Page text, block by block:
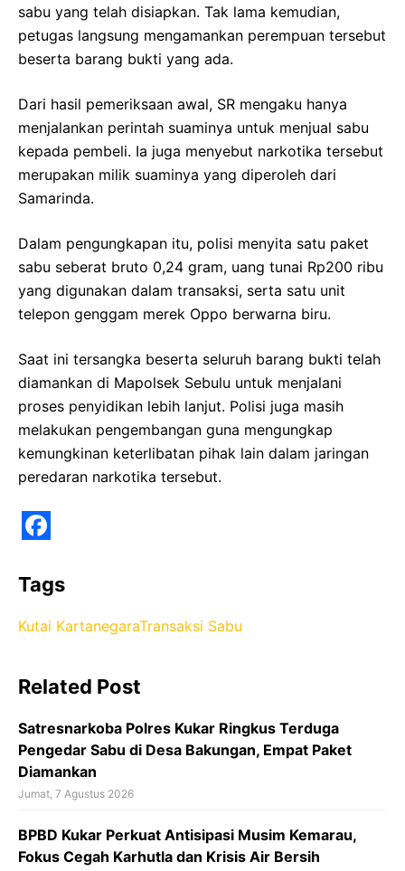
sabu yang telah disiapkan. Tak lama kemudian,
petugas langsung mengamankan perempuan tersebut
beserta barang bukti yang ada.
Dari hasil pemeriksaan awal, SR mengaku hanya
menjalankan perintah suaminya untuk menjual sabu
kepada pembeli. Ia juga menyebut narkotika tersebut
merupakan milik suaminya yang diperoleh dari
Samarinda.
Dalam pengungkapan itu, polisi menyita satu paket
sabu seberat bruto 0,24 gram, uang tunai Rp200 ribu
yang digunakan dalam transaksi, serta satu unit
telepon genggam merek Oppo berwarna biru.
Saat ini tersangka beserta seluruh barang bukti telah
diamankan di Mapolsek Sebulu untuk menjalani
proses penyidikan lebih lanjut. Polisi juga masih
melakukan pengembangan guna mengungkap
kemungkinan keterlibatan pihak lain dalam jaringan
peredaran narkotika tersebut.
a
c
e
b
o
o
k
Tags
Kutai KartanegaraTransaksi Sabu
Related Post
Satresnarkoba Polres Kukar Ringkus Terduga
Pengedar Sabu di Desa Bakungan, Empat Paket
Diamankan
Jumat, 7 Agustus 2026
BPBD Kukar Perkuat Antisipasi Musim Kemarau,
Fokus Cegah Karhutla dan Krisis Air Bersih